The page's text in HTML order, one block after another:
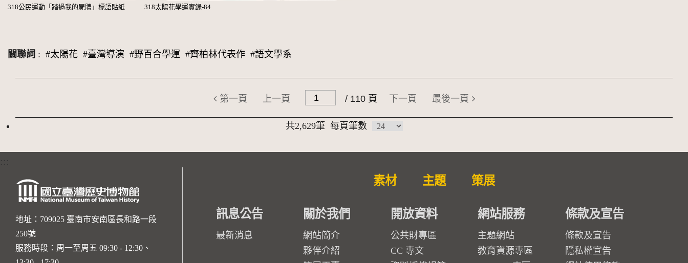
318公民運動「踏過我的屍體」標語貼紙 318太陽花學運實錄-84
關聯詞 : #太陽花 #臺灣導演 #野百合學運 #齊柏林代表作 #語文學系
第一頁 上一頁 / 110 頁 下一頁 最後一頁
共2,629筆 每頁筆數
:::
地址：709025 臺南市安南區長和路一段
250號
服務時段：周一至周五 09:30 - 12:30、
素材 主題 策展
訊息公告
最新消息
關於我們
網站簡介
夥伴介紹
開放資料
公共財專區
CC 專文
網站服務
主題網站
教育資源專區
條款及宣告
條款及宣告
隱私權宣告